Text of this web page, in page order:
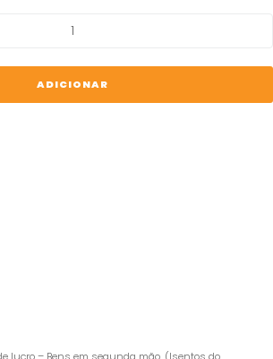
ADICIONAR